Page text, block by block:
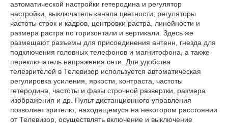
автоматической настройки гетеродина и регулятор
настройки, выключатель канала цветности; регуляторы
частоты строк и кадров, центровки растра, линейности и
размера растра по горизонтали и вертикали. Здесь же
размещают разъемы для присоединения антенн, гнезда для
подключения головных телефонов и магнитофона, а также
переключатель напряжения сети. Для удобства
телезрителей в Телевизор используется автоматическая
регулировка усиления, яркости, контраста, частоты
гетеродина, частоты и фазы строчной развертки, размера
изображения и др. Пульт дистанционного управления
позволяет зрителю, находящемуся на некотором расстоянии
от Телевизор, осуществлять включение и выключение